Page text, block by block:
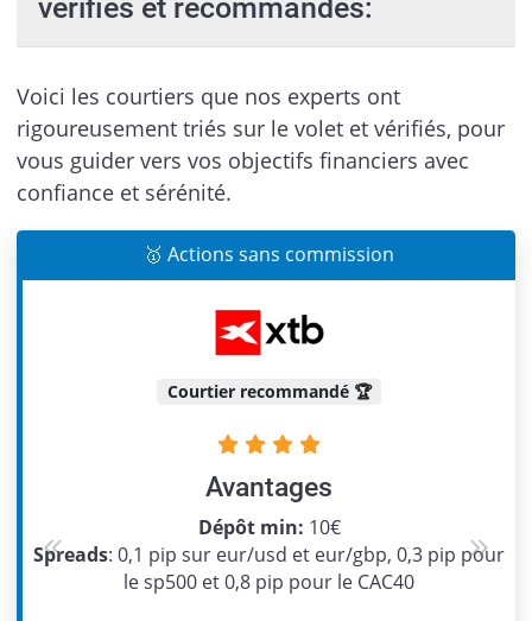
vérifiés et recommandés:
Voici les courtiers que nos experts ont
rigoureusement triés sur le volet et vérifiés, pour
vous guider vers vos objectifs financiers avec
confiance et sérénité.
🥇 Actions sans commission
Courtier recommandé 🏆
Avantages
Dépôt min: 10€
Spreads: 0,1 pip sur eur/usd et eur/gbp, 0,3 pip pour
le sp500 et 0,8 pip pour le CAC40
Previous Next